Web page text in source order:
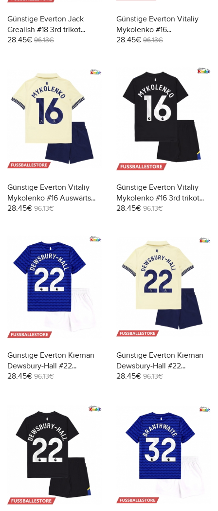
Günstige Everton Jack
Grealish #18 3rd trikot
Kinder 2025-26 Kurzarm (+
28.45€ 96.13€
Günstige Everton Vitaliy
Mykolenko #16
Heimtrikotsatz Kinder
28.45€ 96.13€
Günstige Everton Vitaliy
Mykolenko #16 Auswärts
Trikotsatzt Kinder 2025-26
28.45€ 96.13€
Günstige Everton Vitaliy
Mykolenko #16 3rd trikot
Kinder 2025-26 Kurzarm (+
28.45€ 96.13€
Günstige Everton Kiernan
Dewsbury-Hall #22
Heimtrikotsatz Kinder
28.45€ 96.13€
Günstige Everton Kiernan
Dewsbury-Hall #22
Auswärts Trikotsatzt Kinder
28.45€ 96.13€